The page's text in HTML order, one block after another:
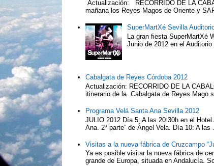
Actualización: RECORRIDO DE LA
mañana los Reyes Magos de Oriente y
SuperMartXé Sevilla
La gran fiesta SuperMartXé
Junio de 2012 en el
Cabalgata de Reyes Córdoba 2012
Actualización: RECORRIDO DE LA
itinerario de la Cabalgata de Reyes Mago s
Programa Velá Santa Ana Sevilla 2012
JULIO 2012 Día 5: A las 20:30h en el
Ana. 2ª parte” de Ángel Vela. Día 10: A las
Visitas a la nueva fábrica de Cruzcampo
Ya es posible visitar la nueva fábrica de
grande de Europa, situada en Andalucía.